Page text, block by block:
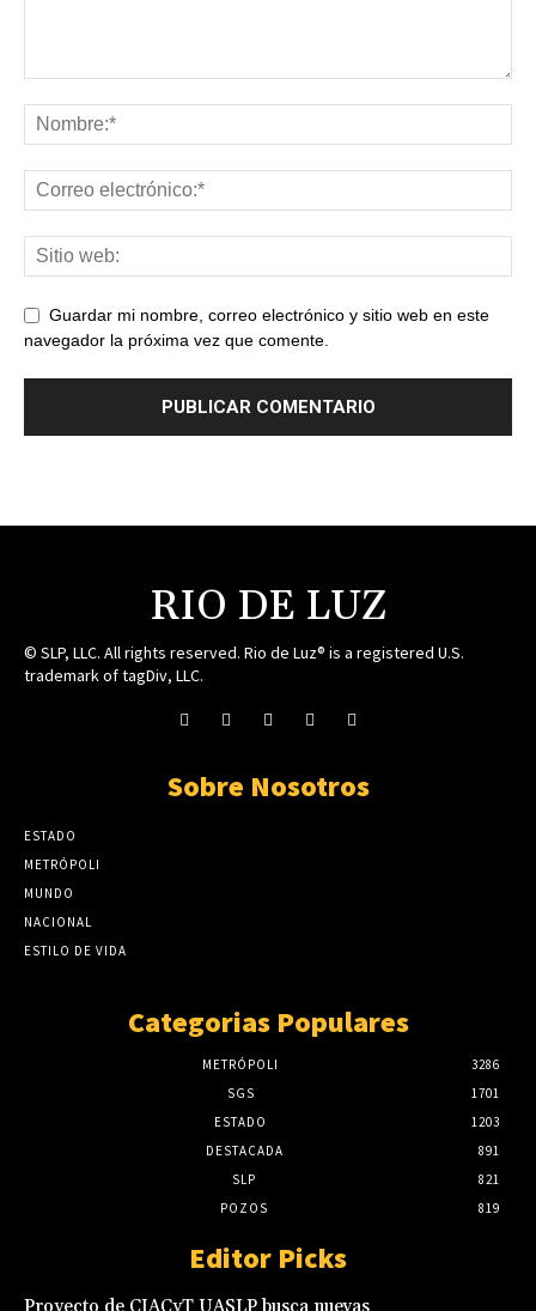
Guardar mi nombre, correo electrónico y sitio web en este
navegador la próxima vez que comente.
RIO DE LUZ
© SLP, LLC. All rights reserved. Rio de Luz® is a registered U.S.
trademark of tagDiv, LLC.
Sobre Nosotros
ESTADO
METRÓPOLI
MUNDO
NACIONAL
ESTILO DE VIDA
Categorias Populares
METRÓPOLI
3286
SGS
1701
ESTADO
1203
DESTACADA
891
SLP
821
POZOS
819
Editor Picks
Proyecto de CIACyT UASLP busca nuevas